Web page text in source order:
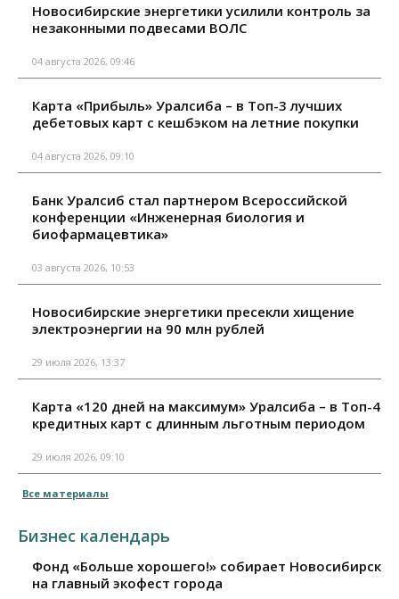
Новосибирские энергетики усилили контроль за
незаконными подвесами ВОЛС
04 августа 2026, 09:46
Карта «Прибыль» Уралсиба – в Топ-3 лучших
дебетовых карт с кешбэком на летние покупки
04 августа 2026, 09:10
Банк Уралсиб стал партнером Всероссийской
конференции «Инженерная биология и
биофармацевтика»
03 августа 2026, 10:53
Новосибирские энергетики пресекли хищение
электроэнергии на 90 млн рублей
29 июля 2026, 13:37
Карта «120 дней на максимум» Уралсиба – в Топ-4
кредитных карт с длинным льготным периодом
29 июля 2026, 09:10
Все материалы
Бизнес календарь
Фонд «Больше хорошего!» собирает Новосибирск
на главный экофест города